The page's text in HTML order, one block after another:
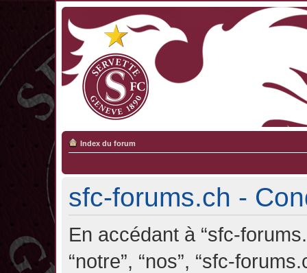
Index du forum
sfc-forums.ch -
En accédant à “sfc-
“notre”, “nos”, “sfc-